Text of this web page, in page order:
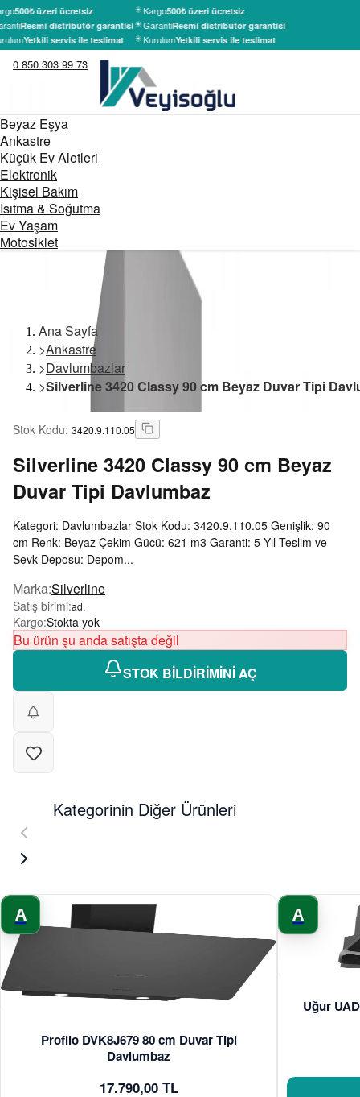
500₺ üzeri ücretsiz
Resmi distribütör garantisi
Yetkili servis ile teslimat
Kargo500₺ üzeri ücretsiz
GarantiResmi distribütör garantisi
KurulumYetkili servis ile teslimat
0 850 303 99 73
Beyaz Eşya
Ankastre
Küçük Ev Aletleri
Elektronik
Kişisel Bakım
Isıtma & Soğutma
Ev Yaşam
Motosiklet
Ana Sayfa
>Ankastre
>Davlumbazlar
>Silverline 3420 Classy 90 cm Beyaz Duvar Tipi
Stok Kodu: 3420.9.110.05
Silverline 3420 Classy 90 cm Beyaz
Duvar Tipi Davlumbaz
Kategori: Davlumbazlar Stok Kodu: 3420.9.110.05 Genişlik: 90
cm Renk: Beyaz Çekim Gücü: 621 m3 Garanti: 5 Yıl Teslim ve
Sevk Deposu: Depom...
Marka:Silverline
Satış birimi:ad.
Kargo:Stokta yok
Bu ürün şu anda satışta değil
STOK BİLDİRİMİNİ AÇ
Kategorinin Diğer Ürünleri
A
Profilo DVK8J679 80 cm Duvar Tipi
Davlumbaz
17.790,00 TL
A
Uğur